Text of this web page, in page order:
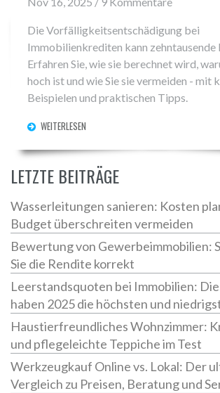
Die Vorfälligkeitsentschädigung bei
Immobilienkrediten kann zehntausende
Erfahren Sie, wie sie berechnet wird,
hoch ist und wie Sie sie vermeiden - mit
Beispielen und praktischen Tipps.
WEITERLESEN
LETZTE BEITRÄGE
Wasserleitungen sanieren: Kosten
Budget überschreiten vermeiden
Bewertung von Gewerbeimmobilien:
Sie die Rendite korrekt
Leerstandsquoten bei Immobilien:
haben 2025 die höchsten und
Haustierfreundliches Wohnzimmer:
und pflegeleichte Teppiche im Test
Werkzeugkauf Online vs. Lokal: Der
Vergleich zu Preisen, Beratung und